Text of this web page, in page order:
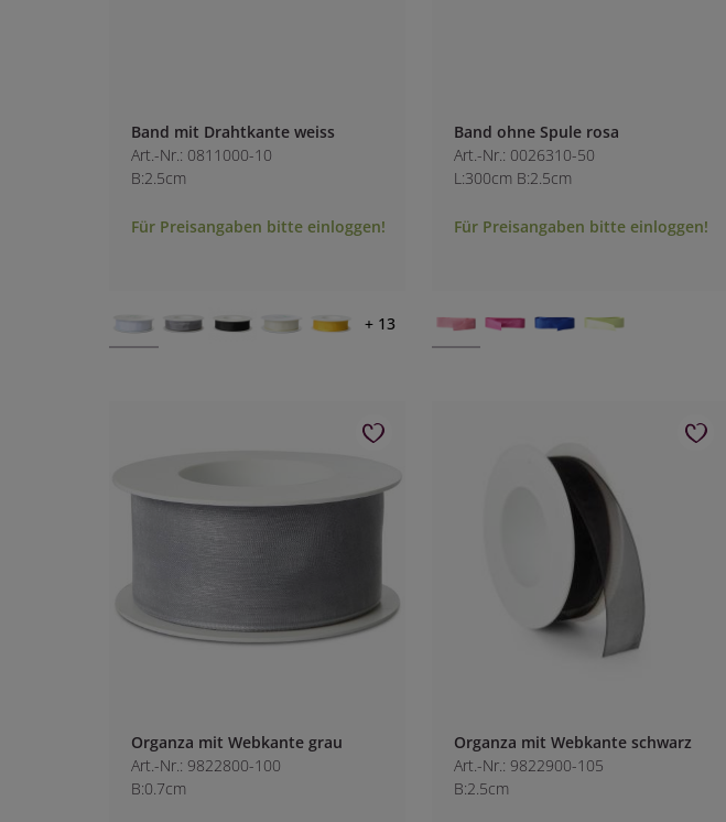
Band mit Drahtkante weiss
Art.-Nr.: 0811000-10
B:2.5cm
Für Preisangaben bitte einloggen!
+ 13
Band ohne Spule rosa
Art.-Nr.: 0026310-50
L:300cm B:2.5cm
Für Preisangaben bitte einloggen!
Organza mit Webkante grau
Art.-Nr.: 9822800-100
B:0.7cm
Organza mit Webkante schwarz
Art.-Nr.: 9822900-105
B:2.5cm